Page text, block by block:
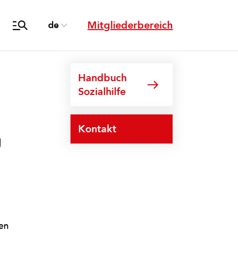
Mitgliederbereich
de
Handbuch
Sozialhilfe
Kontakt